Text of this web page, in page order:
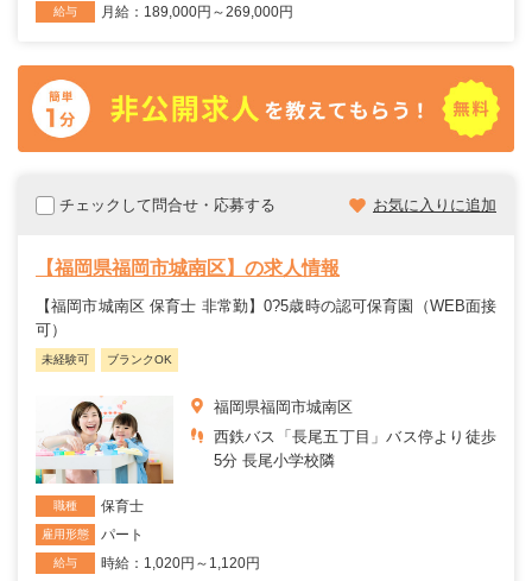
給与 月給：189,000円～269,000円
チェックして問合せ・応募する お気に入りに追加
【福岡県福岡市城南区】の求人情報
【福岡市城南区 保育士 非常勤】0?5歳時の認可保育園（WEB面接
可）
未経験可 ブランクOK
福岡県福岡市城南区
西鉄バス「長尾五丁目」バス停より徒歩
5分 長尾小学校隣
職種 保育士
雇用形態 パート
給与 時給：1,020円～1,120円